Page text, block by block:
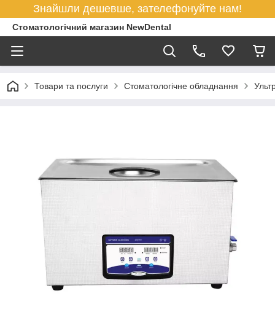
Знайшли дешевше, зателефонуйте нам!
Стоматологічний магазин NewDental
Товари та послуги Стоматологічне обладнання